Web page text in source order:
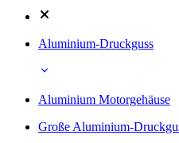
Aluminium-Druckguss
Aluminium Motorgehäuse
Große Aluminium-